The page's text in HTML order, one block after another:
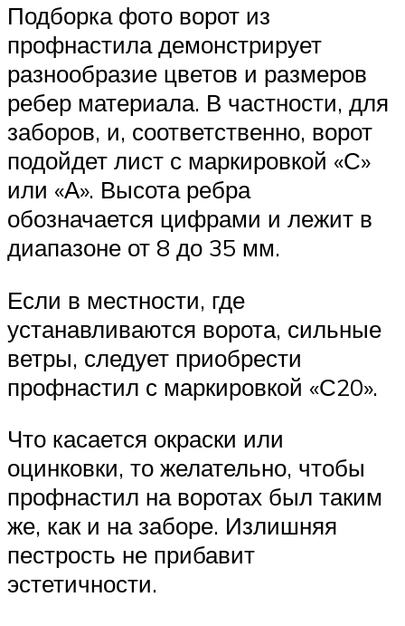
Подборка фото ворот из
профнастила демонстрирует
разнообразие цветов и размеров
ребер материала. В частности, для
заборов, и, соответственно, ворот
подойдет лист с маркировкой «С»
или «А». Высота ребра
обозначается цифрами и лежит в
диапазоне от 8 до 35 мм.
Если в местности, где
устанавливаются ворота, сильные
ветры, следует приобрести
профнастил с маркировкой «С20».
Что касается окраски или
оцинковки, то желательно, чтобы
профнастил на воротах был таким
же, как и на заборе. Излишняя
пестрость не прибавит
эстетичности.